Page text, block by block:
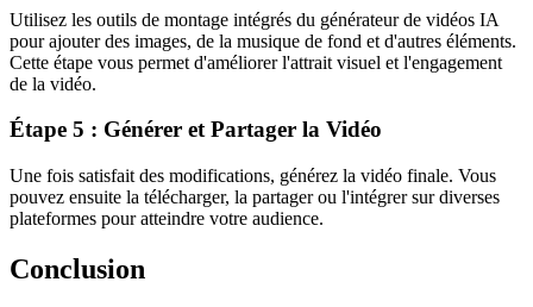
Utilisez les outils de montage intégrés du générateur de vidéos IA
pour ajouter des images, de la musique de fond et d'autres éléments.
Cette étape vous permet d'améliorer l'attrait visuel et l'engagement
de la vidéo.
Étape 5 : Générer et Partager la Vidéo
Une fois satisfait des modifications, générez la vidéo finale. Vous
pouvez ensuite la télécharger, la partager ou l'intégrer sur diverses
plateformes pour atteindre votre audience.
Conclusion